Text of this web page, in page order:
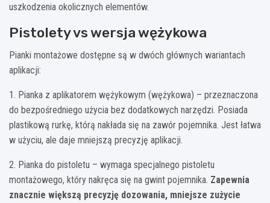
uszkodzenia okolicznych elementów.
Pistolety vs wersja wężykowa
Pianki montażowe dostępne są w dwóch głównych wariantach
aplikacji:
1. Pianka z aplikatorem wężykowym (wężykowa) – przeznaczona
do bezpośredniego użycia bez dodatkowych narzędzi. Posiada
plastikową rurkę, którą nakłada się na zawór pojemnika. Jest łatwa
w użyciu, ale daje mniejszą precyzję aplikacji.
2. Pianka do pistoletu – wymaga specjalnego pistoletu
montażowego, który nakręca się na gwint pojemnika. Zapewnia
znacznie większą precyzję dozowania, mniejsze zużycie